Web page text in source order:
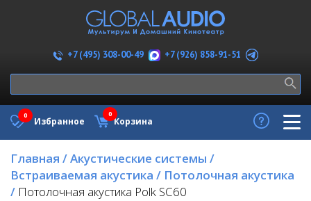
+7 (495) 308-00-49 +7 (926) 858-91-51
Избранное
0
Корзина
0
Главная /Акустические системы /
Встраиваемая акустика / Потолочная акустика
/ Потолочная акустика Polk SC60